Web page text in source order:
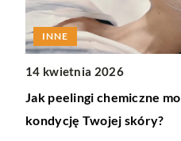
INNE
14 kwietnia 2026
Jak peelingi chemiczne
kondycję Twojej skóry?